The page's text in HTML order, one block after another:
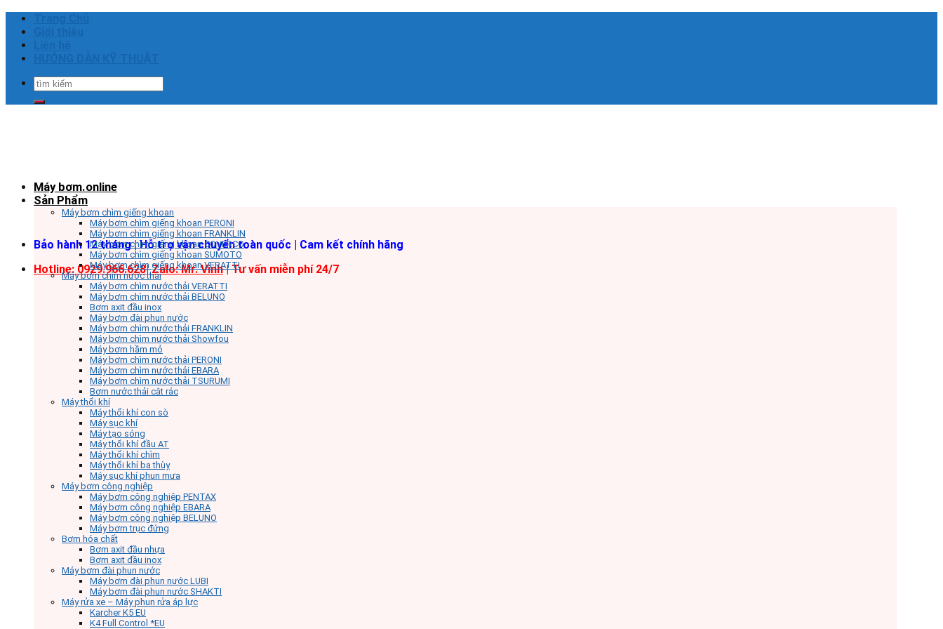
Skip
content
Tìm
Bảo hành 12 tháng | Hỗ trợ vận chuyển toàn quốc | Cam kết chính hãng
Hotline: 0929.966.628|Zalo: Mr. Vinh| Tư vấn miễn phí 24/7
Máy bơm.online
Sản Phẩm
Máy bơm chìm giếng khoan
Máy bơm chìm giếng khoan PERONI
Máy bơm chìm giếng khoan FRANKLIN
Máy bơm chìm giếng khoan COVERCO
Máy bơm chìm giếng khoan SUMOTO
Máy bơm chìm giếng khoan VERATTI
Máy bơm chìm nước thải
Máy bơm chìm nước thải VERATTI
Máy bơm chìm nước thải BELUNO
Bơm axit đầu inox
Máy bơm đài phun nước
Máy bơm chìm nước thải FRANKLIN
Máy bơm chìm nước thải Showfou
Máy bơm hầm mỏ
Máy bơm chìm nước thải PERONI
Máy bơm chìm nước thải EBARA
Máy bơm chìm nước thải TSURUMI
Bơm nước thải cắt rác
Máy thổi khí
Máy thổi khí con sò
Máy sục khí
Máy tạo sóng
Máy thổi khí đầu AT
Máy thổi khí chìm
Máy thổi khí ba thùy
Máy sục khí phun mưa
Máy bơm công nghiệp
Máy bơm công nghiệp PENTAX
Máy bơm công nghiệp EBARA
Máy bơm công nghiệp BELUNO
Máy bơm trục đứng
Bơm hóa chất
Bơm axit đầu nhựa
Bơm axit đầu inox
Máy bơm đài phun nước
Máy bơm đài phun nước LUBI
Máy bơm đài phun nước SHAKTI
Máy rửa xe – Máy phun rửa áp lực
Karcher K5 EU
K4 Full Control *EU